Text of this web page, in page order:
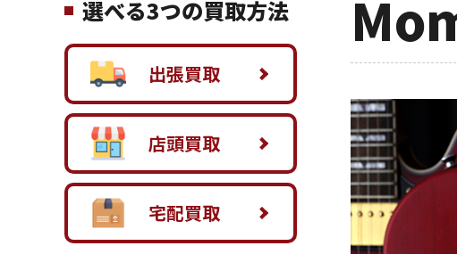
選べる3つの買取方法
出張買取
店頭買取
宅配買取